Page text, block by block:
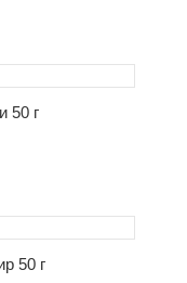
50 г
50 г